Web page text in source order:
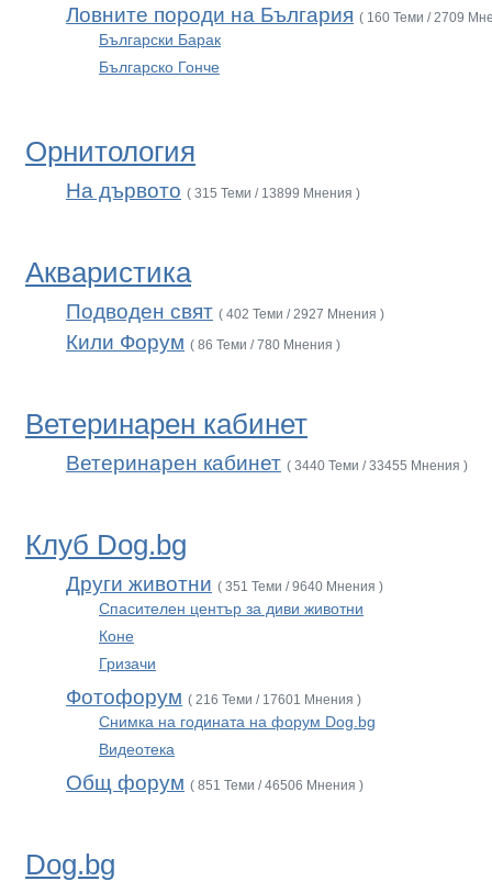
Ловните породи на България ( 160 Теми / 2709
Български Барак
Българско Гонче
Орнитология
На дървото ( 315 Теми / 13899 Мнения )
Акваристика
Подводен свят ( 402 Теми / 2927 Мнения )
Кили Форум ( 86 Теми / 780 Мнения )
Ветеринарен кабинет
Ветеринарен кабинет ( 3440 Теми / 33455 Мнения )
Клуб Dog.bg
Други животни ( 351 Теми / 9640 Мнения )
Спасителен център за диви животни
Коне
Гризачи
Фотофорум ( 216 Теми / 17601 Мнения )
Снимка на годината на форум Dog.bg
Видеотека
Общ форум ( 851 Теми / 46506 Мнения )
Dog.bg